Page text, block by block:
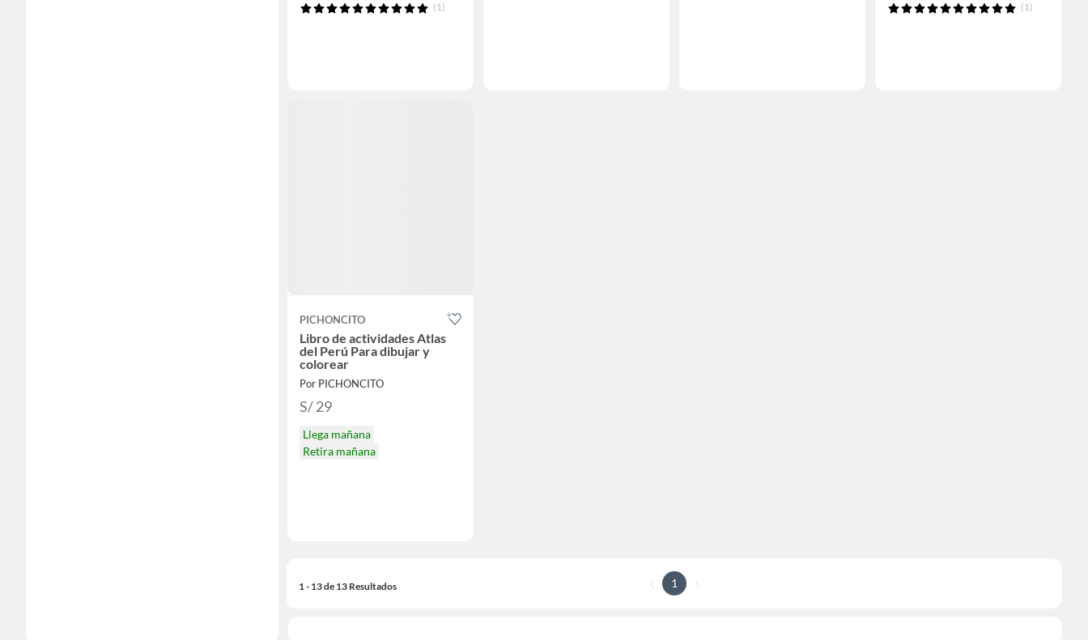
(1) (1)
PICHONCITO
Libro de actividades Atlas
del Perú Para dibujar y
colorear
Por PICHONCITO
S/ 29
Llega mañana
Retira mañana
1 - 13 de 13 Resultados 1